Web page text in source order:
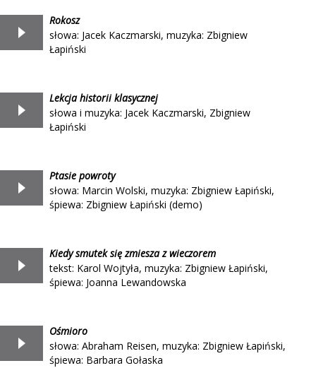
Rokosz
słowa: Jacek Kaczmarski, muzyka: Zbigniew
Łapiński
Lekcja historii klasycznej
słowa i muzyka: Jacek Kaczmarski, Zbigniew
Łapiński
Ptasie powroty
słowa: Marcin Wolski, muzyka: Zbigniew Łapiński,
śpiewa: Zbigniew Łapiński (demo)
Kiedy smutek się zmiesza z wieczorem
tekst: Karol Wojtyła, muzyka: Zbigniew Łapiński,
śpiewa: Joanna Lewandowska
Ośmioro
słowa: Abraham Reisen, muzyka: Zbigniew Łapiński,
śpiewa: Barbara Gołaska